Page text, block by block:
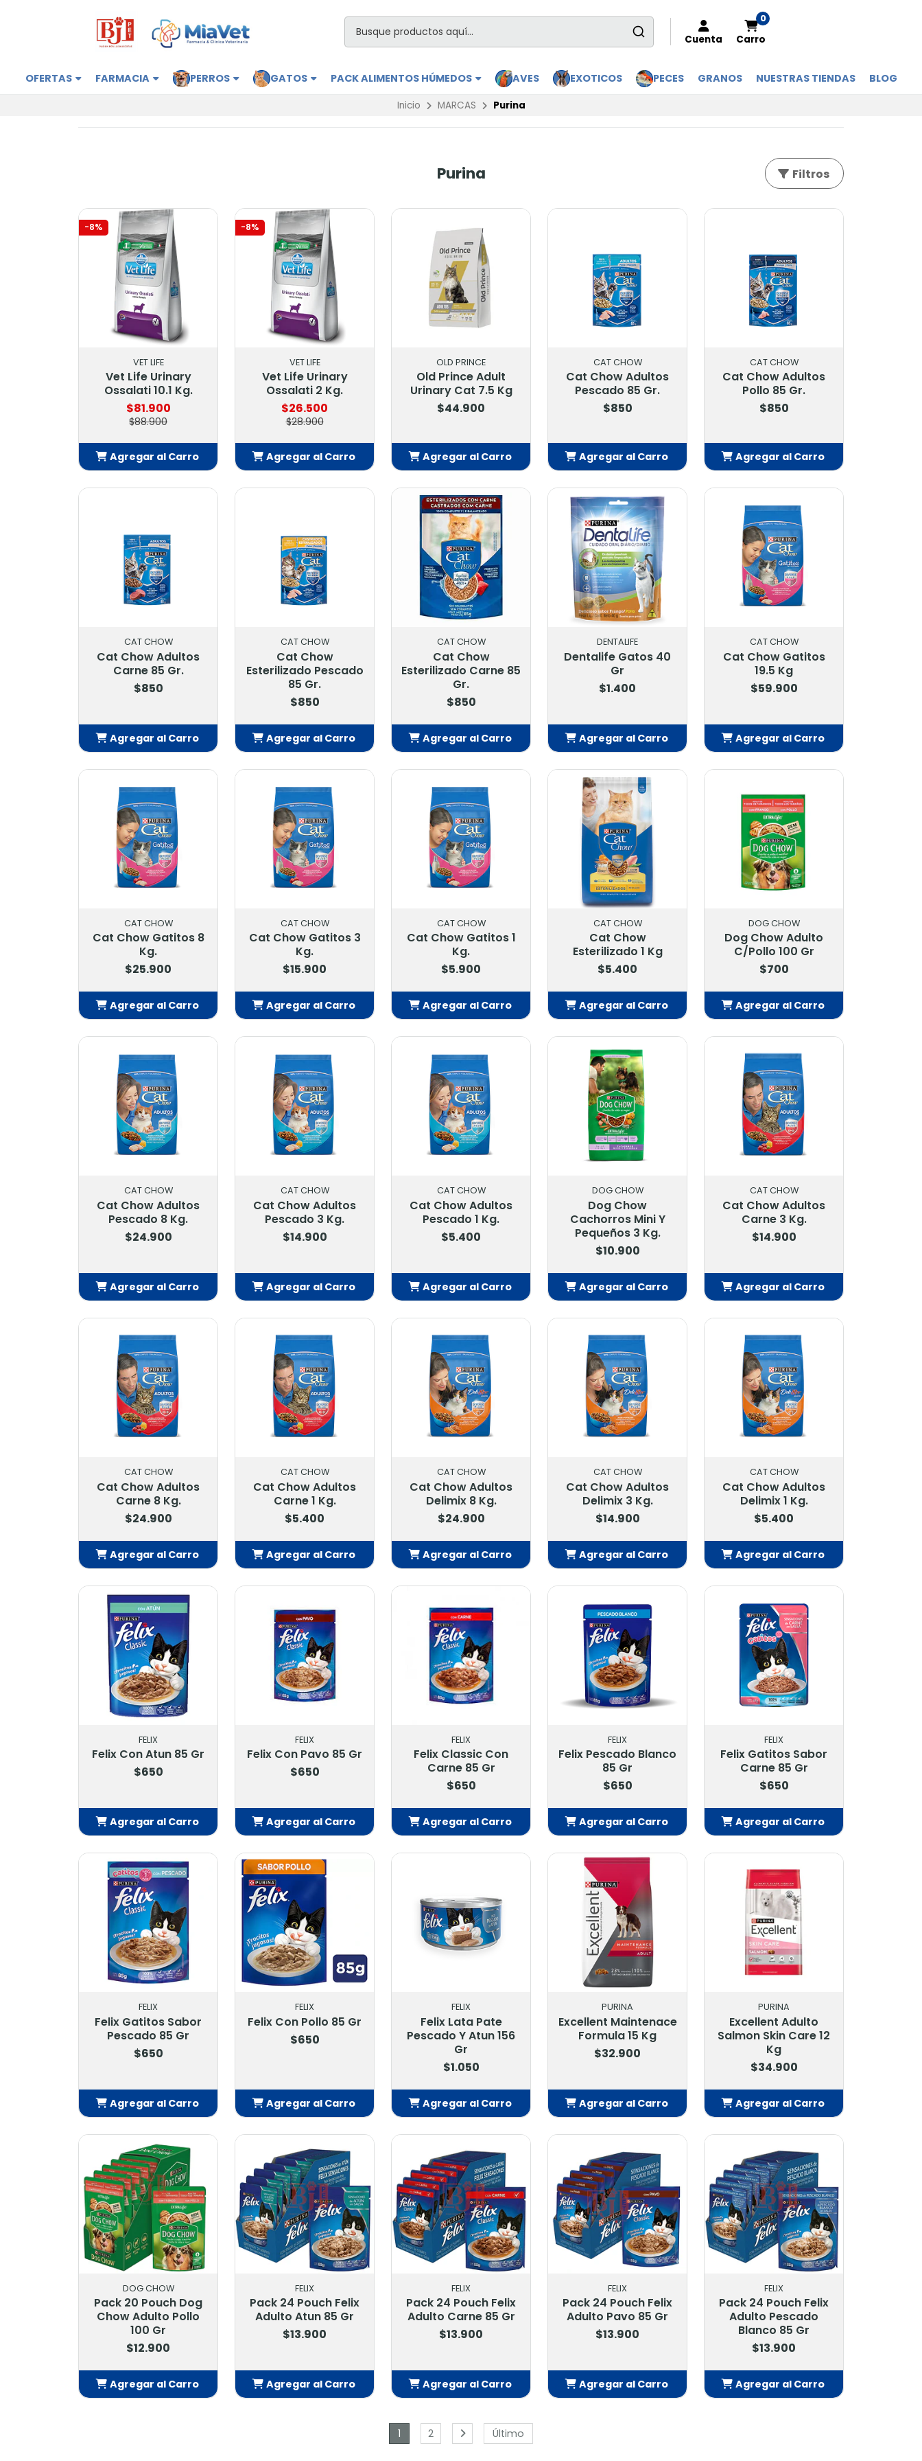
Cuenta
0
Carro
OFERTAS FARMACIA PERROS GATOS PACK ALIMENTOS HÚMEDOS AVES EXOTICOS PECES GRANOS NUESTRAS TIENDAS BLOG
Inicio MARCAS Purina
Purina Filtros
-8%
VET LIFE
Vet Life Urinary
Ossalati 10.1 Kg.
$81.900
$88.900
Agregar al Carro
Añadido
-8%
VET LIFE
Vet Life Urinary
Ossalati 2 Kg.
$26.500
$28.900
Agregar al Carro
Añadido
OLD PRINCE
Old Prince Adult
Urinary Cat 7.5 Kg
$44.900
Agregar al Carro
Añadido
CAT CHOW
Cat Chow Adultos
Pescado 85 Gr.
$850
Agregar al Carro
Añadido
CAT CHOW
Cat Chow Adultos
Pollo 85 Gr.
$850
Agregar al Carro
Añadido
CAT CHOW
Cat Chow Adultos
Carne 85 Gr.
$850
Agregar al Carro
CAT CHOW
Cat Chow
Esterilizado Pescado
85 Gr.
$850
Agregar al Carro
CAT CHOW
Cat Chow
Esterilizado Carne 85
Gr.
$850
Agregar al Carro
DENTALIFE
Dentalife Gatos 40
Gr
$1.400
Agregar al Carro
CAT CHOW
Cat Chow Gatitos
19.5 Kg
$59.900
Agregar al Carro
CAT CHOW
Cat Chow Gatitos 8
Kg.
$25.900
Agregar al Carro
Añadido
CAT CHOW
Cat Chow Gatitos 3
Kg.
$15.900
Agregar al Carro
Añadido
CAT CHOW
Cat Chow Gatitos 1
Kg.
$5.900
Agregar al Carro
Añadido
CAT CHOW
Cat Chow
Esterilizado 1 Kg
$5.400
Agregar al Carro
Añadido
DOG CHOW
Dog Chow Adulto
C/Pollo 100 Gr
$700
Agregar al Carro
Añadido
CAT CHOW
Cat Chow Adultos
Pescado 8 Kg.
$24.900
Agregar al Carro
CAT CHOW
Cat Chow Adultos
Pescado 3 Kg.
$14.900
Agregar al Carro
CAT CHOW
Cat Chow Adultos
Pescado 1 Kg.
$5.400
Agregar al Carro
DOG CHOW
Dog Chow
Cachorros Mini Y
Pequeños 3 Kg.
$10.900
Agregar al Carro
CAT CHOW
Cat Chow Adultos
Carne 3 Kg.
$14.900
Agregar al Carro
CAT CHOW
Cat Chow Adultos
Carne 8 Kg.
$24.900
Agregar al Carro
CAT CHOW
Cat Chow Adultos
Carne 1 Kg.
$5.400
Agregar al Carro
CAT CHOW
Cat Chow Adultos
Delimix 8 Kg.
$24.900
Agregar al Carro
CAT CHOW
Cat Chow Adultos
Delimix 3 Kg.
$14.900
Agregar al Carro
CAT CHOW
Cat Chow Adultos
Delimix 1 Kg.
$5.400
Agregar al Carro
FELIX
Felix Con Atun 85 Gr
$650
Agregar al Carro
Añadido
FELIX
Felix Con Pavo 85 Gr
$650
Agregar al Carro
Añadido
FELIX
Felix Classic Con
Carne 85 Gr
$650
Agregar al Carro
Añadido
FELIX
Felix Pescado Blanco
85 Gr
$650
Agregar al Carro
Añadido
FELIX
Felix Gatitos Sabor
Carne 85 Gr
$650
Agregar al Carro
Añadido
FELIX
Felix Gatitos Sabor
Pescado 85 Gr
$650
Agregar al Carro
FELIX
Felix Con Pollo 85 Gr
$650
Agregar al Carro
FELIX
Felix Lata Pate
Pescado Y Atun 156
Gr
$1.050
Agregar al Carro
PURINA
Excellent Maintenace
Formula 15 Kg
$32.900
Agregar al Carro
PURINA
Excellent Adulto
Salmon Skin Care 12
Kg
$34.900
Agregar al Carro
DOG CHOW
Pack 20 Pouch Dog
Chow Adulto Pollo
100 Gr
$12.900
Agregar al Carro
FELIX
Pack 24 Pouch Felix
Adulto Atun 85 Gr
$13.900
Agregar al Carro
FELIX
Pack 24 Pouch Felix
Adulto Carne 85 Gr
$13.900
Agregar al Carro
FELIX
Pack 24 Pouch Felix
Adulto Pavo 85 Gr
$13.900
Agregar al Carro
FELIX
Pack 24 Pouch Felix
Adulto Pescado
Blanco 85 Gr
$13.900
Agregar al Carro
1
2 Último